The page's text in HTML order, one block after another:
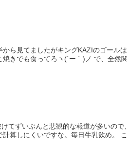
ら見てましたがキングKAZIのゴール
、全然関係ないけど開幕戦でハットトリックだった柳
てずいぶんと悲観的な報道が多いの
牛乳飲め。 この試合、開始時間は夜中の1:30ごろなので、実